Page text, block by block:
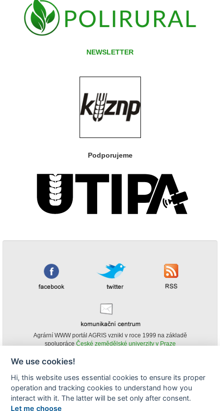
NEWSLETTER
Podporujeme
Agrární WWW portál AGRIS vznikl v roce 1999 na základě
spolupráce České zemědělské univerzity v Praze
obsahu agrárního WWW portálu AGRIS je možné
(pokud není uvedeno jinak) pouze za podmínky uvedení zdroje v podobě
www.agris.cz a data publikace v AGRISu.
We use cookies!
Hi, this website uses essential cookies to ensure its proper
operation and tracking cookies to understand how you
interact with it. The latter will be set only after consent.
Let me choose